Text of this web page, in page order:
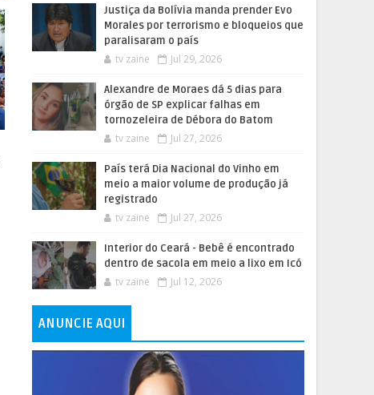
Justiça da Bolívia manda prender Evo
Morales por terrorismo e bloqueios que
paralisaram o país
tv zaine Jul 29, 2026
Alexandre de Moraes dá 5 dias para
órgão de SP explicar falhas em
tornozeleira de Débora do Batom
tv zaine Jul 27, 2026
País terá Dia Nacional do Vinho em
meio a maior volume de produção já
registrado
tv zaine Jul 27, 2026
Interior do Ceará - Bebê é encontrado
dentro de sacola em meio a lixo em Icó
tv zaine Jul 12, 2026
ANUNCIE AQUI